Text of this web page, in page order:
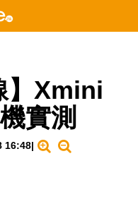
】Xmini
實測
16:48|